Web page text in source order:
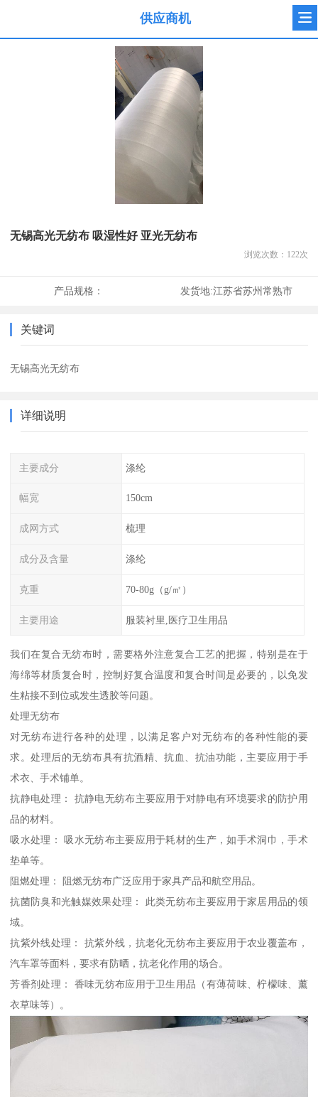
供应商机
无锡高光无纺布 吸湿性好 亚光无纺布
浏览次数： 122次
产品规格： 发货地:江苏省苏州常熟市
关键词
无锡高光无纺布
详细说明
主要成分 涤纶
幅宽 150cm
成网方式 梳理
成分及含量 涤纶
克重 70-80g（g/㎡）
主要用途 服装衬里,医疗卫生用品
我们在复合无纺布时，需要格外注意复合工艺的把握，特别是在于
海绵等材质复合时，控制好复合温度和复合时间是必要的，以免发
生粘接不到位或发生透胶等问题。
处理无纺布
对无纺布进行各种的处理，以满足客户对无纺布的各种性能的要
求。处理后的无纺布具有抗酒精、抗血、抗油功能，主要应用于手
术衣、手术铺单。
抗静电处理： 抗静电无纺布主要应用于对静电有环境要求的防护用
品的材料。
吸水处理： 吸水无纺布主要应用于耗材的生产，如手术洞巾，手术
垫单等。
阻燃处理： 阻燃无纺布广泛应用于家具产品和航空用品。
抗菌防臭和光触媒效果处理： 此类无纺布主要应用于家居用品的领
域。
抗紫外线处理： 抗紫外线，抗老化无纺布主要应用于农业覆盖布，
汽车罩等面料，要求有防晒，抗老化作用的场合。
芳香剂处理： 香味无纺布应用于卫生用品（有薄荷味、柠檬味、薰
衣草味等）。